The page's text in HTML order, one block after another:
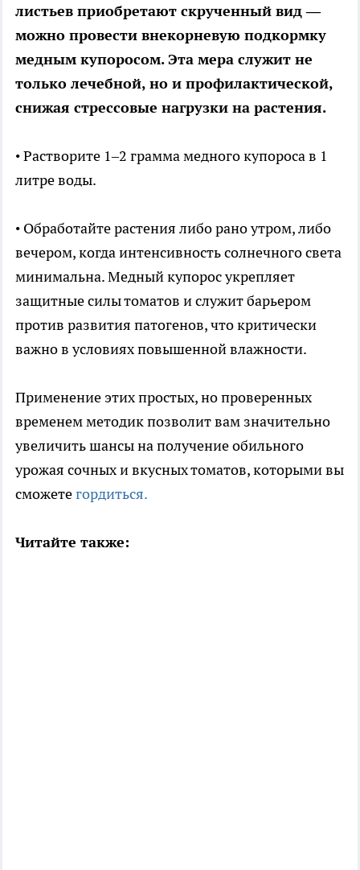
листьев приобретают скрученный вид —
можно провести внекорневую подкормку
медным купоросом. Эта мера служит не
только лечебной, но и профилактической,
снижая стрессовые нагрузки на растения.
• Растворите 1–2 грамма медного купороса в 1
литре воды.
• Обработайте растения либо рано утром, либо
вечером, когда интенсивность солнечного света
минимальна. Медный купорос укрепляет
защитные силы томатов и служит барьером
против развития патогенов, что критически
важно в условиях повышенной влажности.
Применение этих простых, но проверенных
временем методик позволит вам значительно
увеличить шансы на получение обильного
урожая сочных и вкусных томатов, которыми вы
сможетегордиться.
Читайте также: